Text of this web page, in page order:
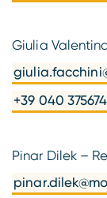
Giulia
+39 040
Pinar Dilek –